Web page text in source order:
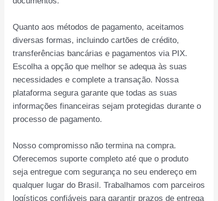
Quanto aos métodos de pagamento, aceitamos
diversas formas, incluindo cartões de crédito,
transferências bancárias e pagamentos via PIX.
Escolha a opção que melhor se adequa às suas
necessidades e complete a transação. Nossa
plataforma segura garante que todas as suas
informações financeiras sejam protegidas durante o
processo de pagamento.
Nosso compromisso não termina na compra.
Oferecemos suporte completo até que o produto
seja entregue com segurança no seu endereço em
qualquer lugar do Brasil. Trabalhamos com parceiros
logísticos confiáveis para garantir prazos de entrega